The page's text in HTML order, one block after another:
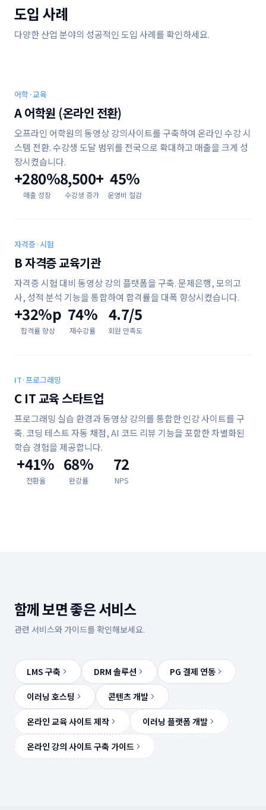
도입 사례
다양한 산업 분야의 성공적인 도입 사례를 확인하세요.
어학·교육
A 어학원 (온라인 전환)
오프라인 어학원의 동영상 강의사이트를 구축하여 온라인 수강 시
스템 전환. 수강생 도달 범위를 전국으로 확대하고 매출을 크게 성
장시켰습니다.
+280%
매출 성장
8,500+
수강생 증가
45%
운영비 절감
자격증·시험
B 자격증 교육기관
자격증 시험 대비 동영상 강의 플랫폼을 구축. 문제은행, 모의고
사, 성적 분석 기능을 통합하여 합격률을 대폭 향상시켰습니다.
+32%p
합격률 향상
74%
재수강률
4.7/5
회원 만족도
IT·프로그래밍
C IT 교육 스타트업
프로그래밍 실습 환경과 동영상 강의를 통합한 인강 사이트를 구
축. 코딩 테스트 자동 채점, AI 코드 리뷰 기능을 포함한 차별화된
학습 경험을 제공합니다.
+41%
전환율
68%
완강률
72
NPS
함께 보면 좋은 서비스
관련 서비스와 가이드를 확인해보세요.
LMS 구축 DRM 솔루션 PG 결제 연동
이러닝 호스팅 콘텐츠 개발
온라인 교육 사이트 제작 이러닝 플랫폼 개발
온라인 강의 사이트 구축 가이드